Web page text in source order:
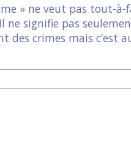
» ne veut pas tout-
ne signifie pas
crimes mais c’est